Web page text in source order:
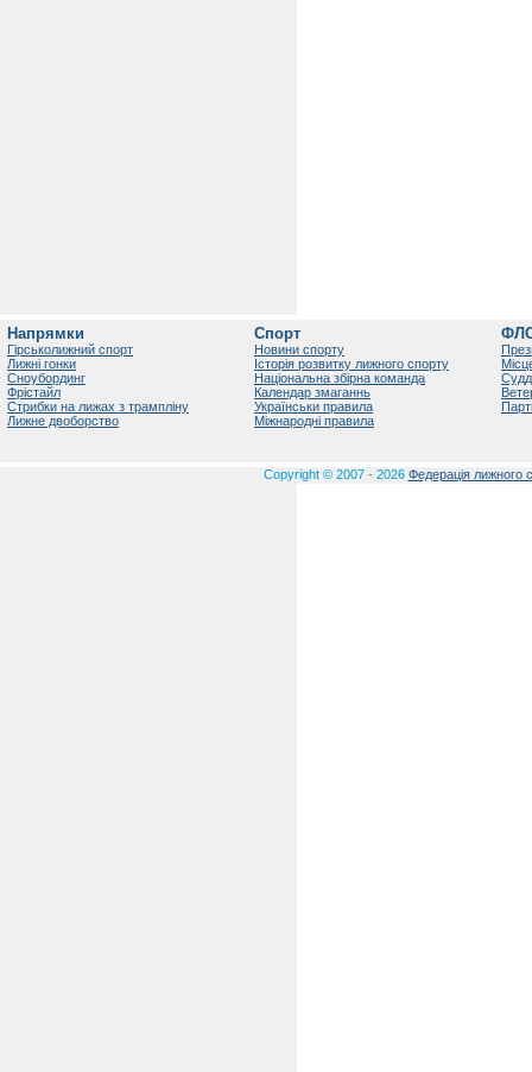
Напрямки
Гірськолижний спорт
Лижні гонки
Сноубординг
Фрістайл
Стрибки на лижах з трампліну
Лижне двоборство
Спорт
Новини спорту
Історія розвитку лижного спорту
Національна збірна команда
Календар змаганнь
Українськи правила
Міжнародні правила
Copyright © 2007 - 2026 Федерація лижного